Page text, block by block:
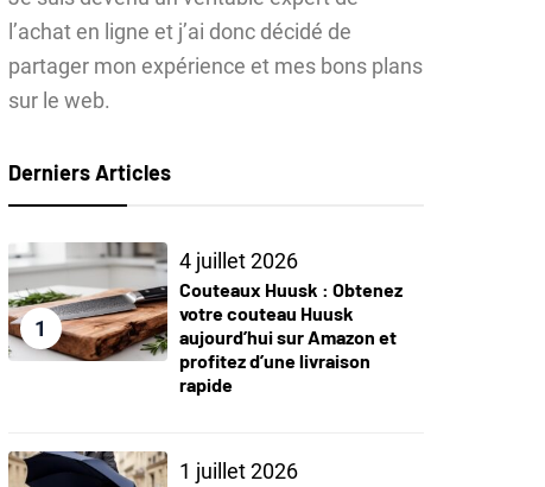
l’achat en ligne et j’ai donc décidé de
partager mon expérience et mes bons plans
sur le web.
Derniers Articles
1
4 juillet 2026
Couteaux Huusk : Obtenez
votre couteau Huusk
aujourd’hui sur Amazon et
profitez d’une livraison
rapide
1 juillet 2026